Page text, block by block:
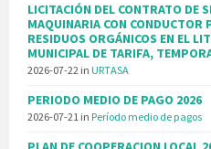
LICITACIÓN DEL CONTRATO DE
MAQUINARIA CON CONDUCTOR
RESIDUOS ORGÁNICOS EN EL
MUNICIPAL DE TARIFA,
2026-07-22 in URTASA
PERIODO MEDIO DE PAGO 2026
2026-07-21 in Período medio de pagos